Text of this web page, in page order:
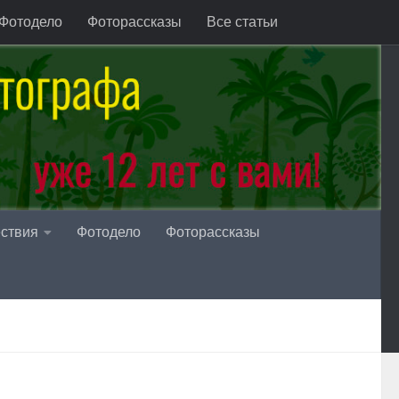
Фоторассказы Все статьи
Фотодело Фоторассказы